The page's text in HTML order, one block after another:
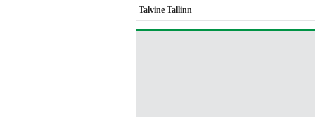
Talvine Tallinn